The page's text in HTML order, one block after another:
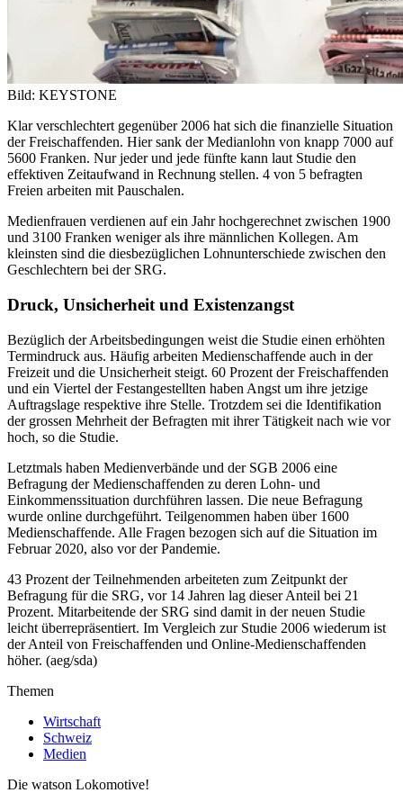
Bild: KEYSTONE
Klar verschlechtert gegenüber 2006 hat sich die finanzielle Situation
der Freischaffenden. Hier sank der Medianlohn von knapp 7000 auf
5600 Franken. Nur jeder und jede fünfte kann laut Studie den
effektiven Zeitaufwand in Rechnung stellen. 4 von 5 befragten
Freien arbeiten mit Pauschalen.
Medienfrauen verdienen auf ein Jahr hochgerechnet zwischen 1900
und 3100 Franken weniger als ihre männlichen Kollegen. Am
kleinsten sind die diesbezüglichen Lohnunterschiede zwischen den
Geschlechtern bei der SRG.
Druck, Unsicherheit und Existenzangst
Bezüglich der Arbeitsbedingungen weist die Studie einen erhöhten
Termindruck aus. Häufig arbeiten Medienschaffende auch in der
Freizeit und die Unsicherheit steigt. 60 Prozent der Freischaffenden
und ein Viertel der Festangestellten haben Angst um ihre jetzige
Auftragslage respektive ihre Stelle. Trotzdem sei die Identifikation
der grossen Mehrheit der Befragten mit ihrer Tätigkeit nach wie vor
hoch, so die Studie.
Letztmals haben Medienverbände und der SGB 2006 eine
Befragung der Medienschaffenden zu deren Lohn- und
Einkommenssituation durchführen lassen. Die neue Befragung
wurde online durchgeführt. Teilgenommen haben über 1600
Medienschaffende. Alle Fragen bezogen sich auf die Situation im
Februar 2020, also vor der Pandemie.
43 Prozent der Teilnehmenden arbeiteten zum Zeitpunkt der
Befragung für die SRG, vor 14 Jahren lag dieser Anteil bei 21
Prozent. Mitarbeitende der SRG sind damit in der neuen Studie
leicht überrepräsentiert. Im Vergleich zur Studie 2006 wiederum ist
der Anteil von Freischaffenden und Online-Medienschaffenden
höher. (aeg/sda)
Themen
Wirtschaft
Schweiz
Medien
Die watson Lokomotive!